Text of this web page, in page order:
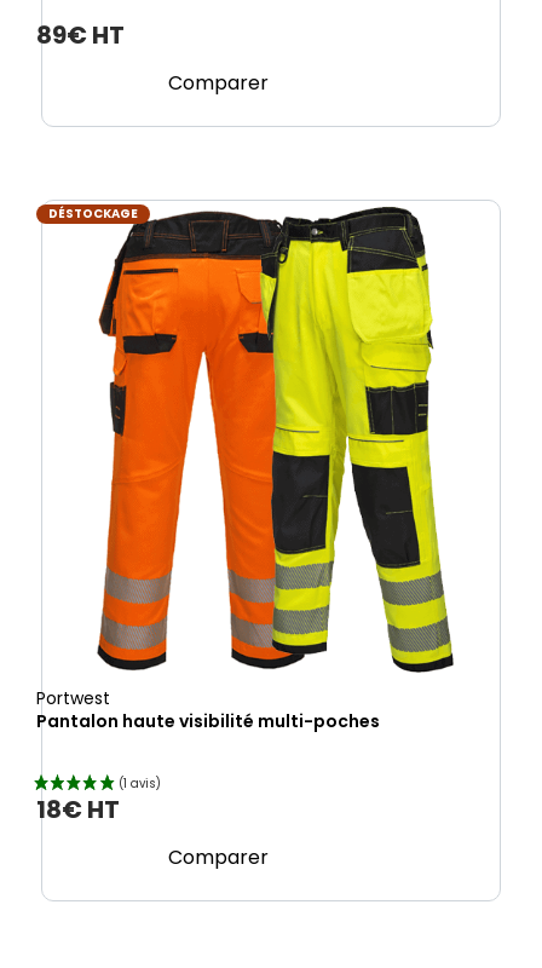
89€ HT
Comparer
DÉSTOCKAGE
Portwest
Pantalon haute visibilité multi-poches
18€ HT
Comparer